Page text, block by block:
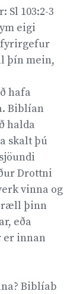
Sl 103:2-3
eigi
fyrirgefur
mein,
hafa
Biblían
halda
skalt þú
Drottni
vinna og
þinn
eða
er innan
Biblíab